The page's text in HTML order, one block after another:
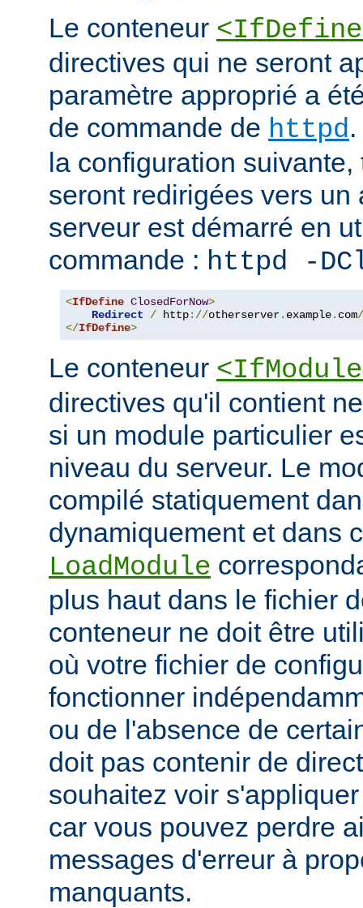
Le conteneur
directives qui ne seront
paramètre approprié a
de commande de httpd
la configuration
seront redirigées vers un
serveur est démarré en
commande : httpd -
<IfDefine ClosedForNow>
Redirect
/ http://otherserver. example. com/
</IfDefine>
Le conteneur
directives qu'il contient
si un module particulier
niveau du serveur. Le
compilé statiquement
dynamiquement et dans
LoadModule
plus haut dans le fichier
conteneur ne doit être
où votre fichier de
fonctionner
ou de l'absence de
doit pas contenir de
souhaitez voir
car vous pouvez perdre
messages d'erreur à
manquants.